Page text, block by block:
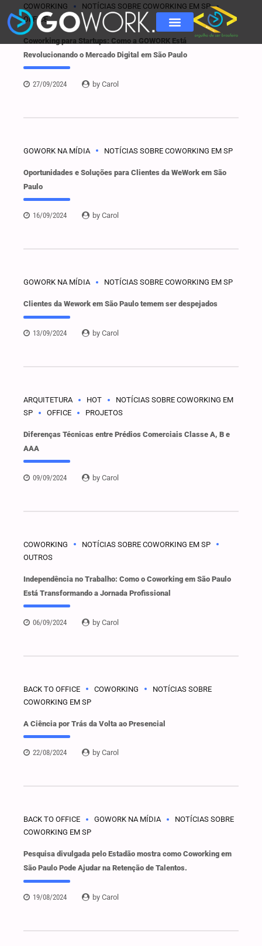
COWORKING
NOTÍCIAS SOBRE COWORKING EM SP
OFFICE
Coworking para Startups: Como a GOWORK Está
Revolucionando o Mercado Digital em São Paulo
27/09/2024 by Carol
GOWORK NA MÍDIA NOTÍCIAS SOBRE COWORKING EM SP
Oportunidades e Soluções para Clientes da WeWork em São
Paulo
16/09/2024 by Carol
GOWORK NA MÍDIA NOTÍCIAS SOBRE COWORKING EM SP
Clientes da Wework em São Paulo temem ser despejados
13/09/2024 by Carol
ARQUITETURA HOT
NOTÍCIAS SOBRE COWORKING EM
SP
OFFICE PROJETOS
Diferenças Técnicas entre Prédios Comerciais Classe A, B e
AAA
09/09/2024 by Carol
COWORKING
NOTÍCIAS SOBRE COWORKING EM SP
OUTROS
Independência no Trabalho: Como o Coworking em São Paulo
Está Transformando a Jornada Profissional
06/09/2024 by Carol
BACK TO OFFICE COWORKING
NOTÍCIAS SOBRE
COWORKING EM SP
A Ciência por Trás da Volta ao Presencial
22/08/2024 by Carol
BACK TO OFFICE GOWORK NA MÍDIA
NOTÍCIAS SOBRE
COWORKING EM SP
Pesquisa divulgada pelo Estadão mostra como Coworking em
São Paulo Pode Ajudar na Retenção de Talentos.
19/08/2024 by Carol